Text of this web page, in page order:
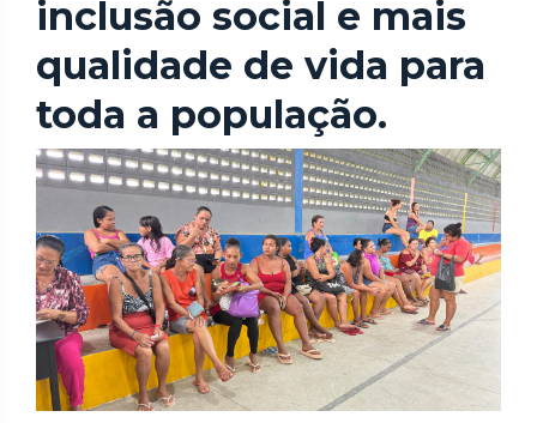
inclusão social e mais
qualidade de vida para
toda a população.